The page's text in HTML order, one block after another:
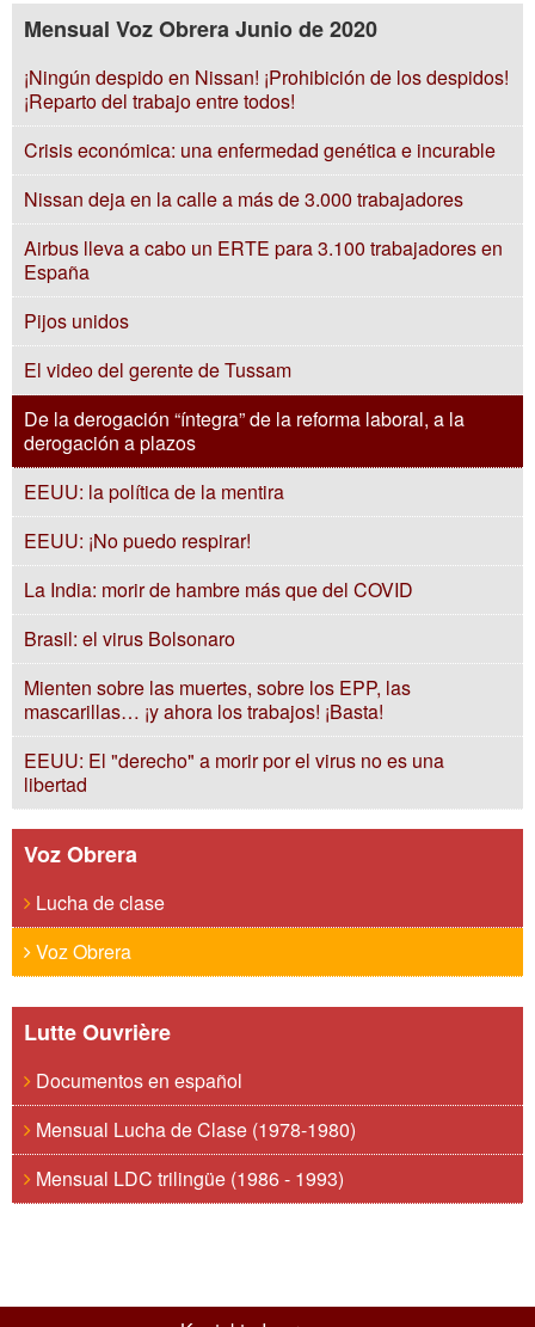
Mensual Voz Obrera Junio de 2020
¡Ningún despido en Nissan! ¡Prohibición de los despidos!
¡Reparto del trabajo entre todos!
Crisis económica: una enfermedad genética e incurable
Nissan deja en la calle a más de 3.000 trabajadores
Airbus lleva a cabo un ERTE para 3.100 trabajadores en
España
Pijos unidos
El video del gerente de Tussam
De la derogación “íntegra” de la reforma laboral, a la
derogación a plazos
EEUU: la política de la mentira
EEUU: ¡No puedo respirar!
La India: morir de hambre más que del COVID
Brasil: el virus Bolsonaro
Mienten sobre las muertes, sobre los EPP, las
mascarillas… ¡y ahora los trabajos! ¡Basta!
EEUU: El "derecho" a morir por el virus no es una
libertad
Voz Obrera
Lucha de clase
Voz Obrera
Lutte Ouvrière
Documentos en español
Mensual Lucha de Clase (1978-1980)
Mensual LDC trilingüe (1986 - 1993)